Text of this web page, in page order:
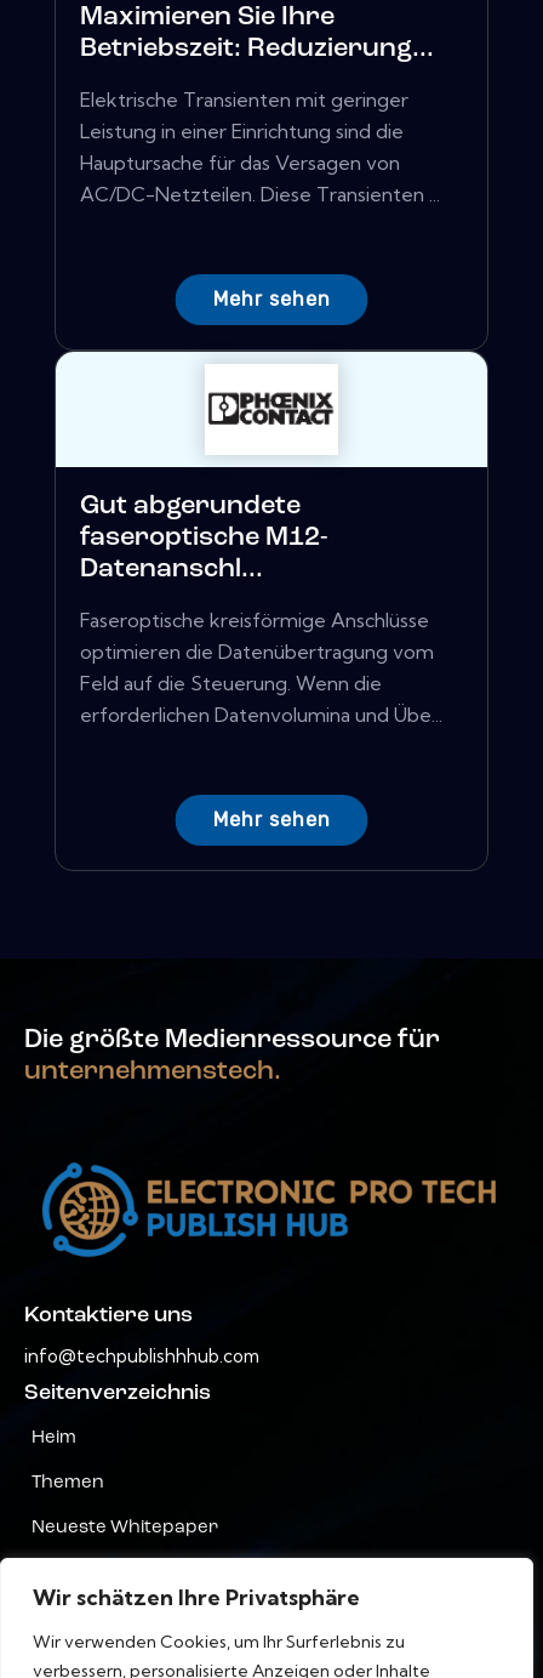
Wir schätzen Ihre Privatsphäre
Wir verwenden Cookies, um Ihr Surferlebnis zu
verbessern, personalisierte Anzeigen oder Inhalte
Maximieren Sie Ihre
Betriebszeit: Reduzierung...
Elektrische Transienten mit geringer
Leistung in einer Einrichtung sind die
Hauptursache für das Versagen von
AC/DC-Netzteilen. Diese Transienten ...
Mehr sehen
Gut abgerundete
faseroptische M12-
Datenanschl...
Faseroptische kreisförmige Anschlüsse
optimieren die Datenübertragung vom
Feld auf die Steuerung. Wenn die
erforderlichen Datenvolumina und Übe...
Mehr sehen
Die größte Medienressource für
unternehmenstech.
Kontaktiere uns
info@techpublishhhub.com
Seitenverzeichnis
Heim
Themen
Neueste Whitepaper
Privatsphäre